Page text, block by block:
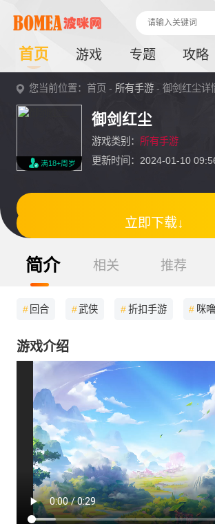
首页 游戏 专题 攻略
您当前位置：首页 - 所有手游 - 御剑红尘详
满18+周岁
御剑红尘
游戏类别： 所有手游
更新时间：2024-01-10
立即下载↓
简介 相关 推荐
# 回合 #武侠 #折扣手游 # 咪
游戏介绍